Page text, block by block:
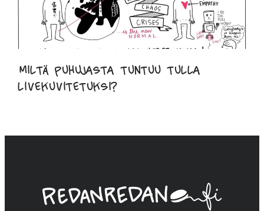
Miltä puhujasta tuntuu tulla
livekuvitetuksi?
Linda
Saukko-